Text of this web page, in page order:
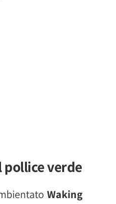
pollice verde
Waking